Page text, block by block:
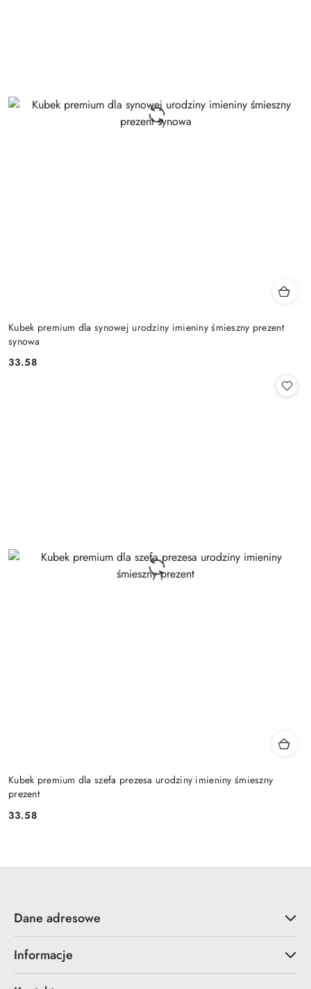
Kubek premium dla synowej urodziny imieniny śmieszny prezent
synowa
Cena:
33.58
Kubek premium dla szefa prezesa urodziny imieniny śmieszny
prezent
Cena:
33.58
Dane adresowe
Informacje